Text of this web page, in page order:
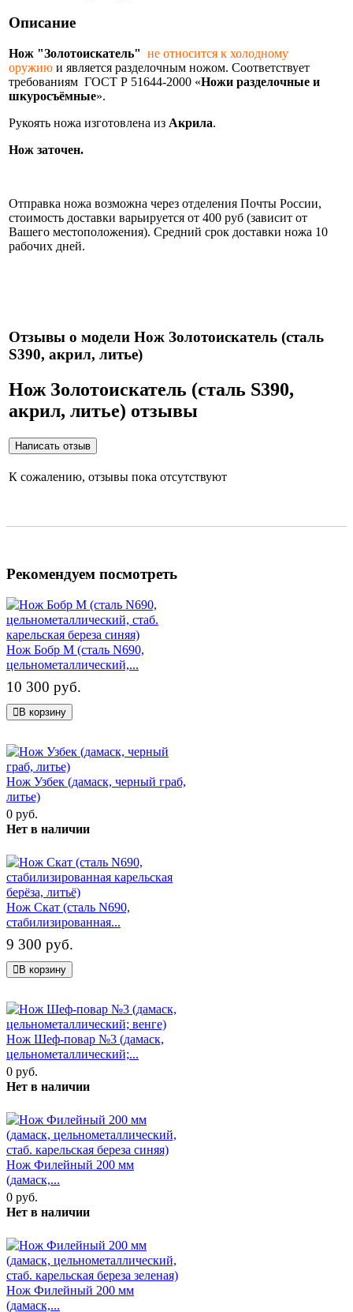
Описание
Нож "Золотоискатель" не относится к холодному
оружию и является разделочным ножом. Соответствует
требованиям ГОСТ Р 51644-2000 «Ножи разделочные и
шкуросъёмные».
Рукоять ножа изготовлена из Акрила.
Нож заточен.
Отправка ножа возможна через отделения Почты России,
стоимость доставки варьируется от 400 руб (зависит от
Вашего местоположения). Средний срок доставки ножа 10
рабочих дней.
Отзывы о модели Нож Золотоискатель (сталь
S390, акрил, литье)
Нож Золотоискатель (сталь S390,
акрил, литье) отзывы
К сожалению, отзывы пока отсутствуют
Рекомендуем посмотреть
Нож Бобр М (сталь N690,
цельнометаллический,...
10 300 руб.
В корзину
Нож Узбек (дамаск, черный граб,
литье)
0 руб.
Нет в наличии
Нож Скат (сталь N690,
стабилизированная...
9 300 руб.
В корзину
Нож Шеф-повар №3 (дамаск,
цельнометаллический;...
0 руб.
Нет в наличии
Нож Филейный 200 мм
(дамаск,...
0 руб.
Нет в наличии
Нож Филейный 200 мм
(дамаск,...